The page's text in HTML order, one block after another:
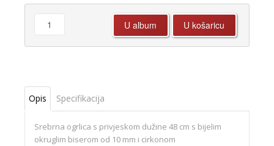
Opis Specifikacija
Srebrna ogrlica s privjeskom dužine 48 cm s bijelim
okruglim biserom od 10 mm i cirkonom